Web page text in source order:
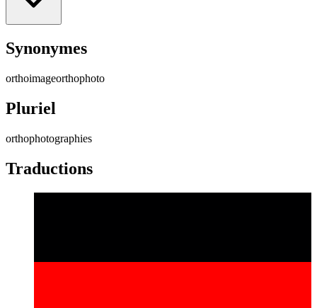
Synonymes
orthoimageorthophoto
Pluriel
orthophotographies
Traductions